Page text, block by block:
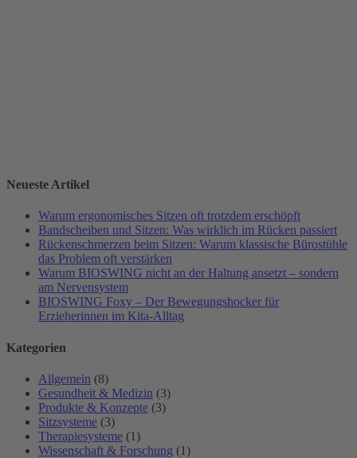
Neueste Artikel
Warum ergonomisches Sitzen oft trotzdem erschöpft
Bandscheiben und Sitzen: Was wirklich im Rücken passiert
Rückenschmerzen beim Sitzen: Warum klassische Bürostühle
das Problem oft verstärken
Warum BIOSWING nicht an der Haltung ansetzt – sondern
am Nervensystem
BIOSWING Foxy – Der Bewegungshocker für
Erzieherinnen im Kita-Alltag
Kategorien
Allgemein (8)
Gesundheit & Medizin (3)
Produkte & Konzepte (3)
Sitzsysteme (3)
Therapiesysteme (1)
Wissenschaft & Forschung (1)